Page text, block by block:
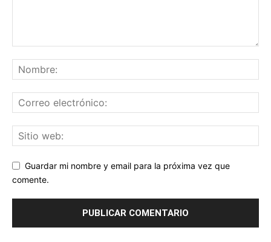
Guardar mi nombre y email para la próxima vez que
comente.